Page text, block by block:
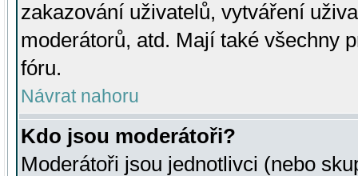
zakazování uživatelů, vytváření
moderátorů, atd. Mají také všechny
fóru.
Návrat nahoru
Kdo jsou moderátoři?
Moderátoři jsou jednotlivci (nebo